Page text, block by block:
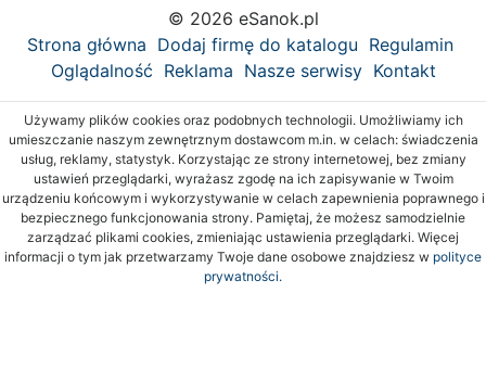
© 2026 eSanok.pl
Strona główna Dodaj firmę do katalogu Regulamin
Oglądalność Reklama Nasze serwisy Kontakt
Używamy plików cookies oraz podobnych technologii. Umożliwiamy ich
umieszczanie naszym zewnętrznym dostawcom m.in. w celach: świadczenia
usług, reklamy, statystyk. Korzystając ze strony internetowej, bez zmiany
ustawień przeglądarki, wyrażasz zgodę na ich zapisywanie w Twoim
urządzeniu końcowym i wykorzystywanie w celach zapewnienia poprawnego i
bezpiecznego funkcjonowania strony. Pamiętaj, że możesz samodzielnie
zarządzać plikami cookies, zmieniając ustawienia przeglądarki. Więcej
informacji o tym jak przetwarzamy Twoje dane osobowe znajdziesz w polityce
prywatności.